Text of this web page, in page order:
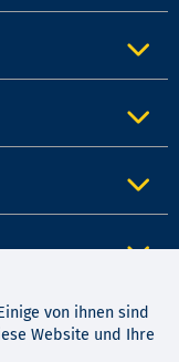
von ihnen sind
Website und Ihre